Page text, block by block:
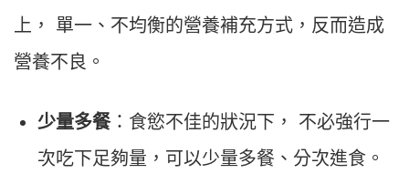
上， 單一、不均衡的營養補充方式，反而造成
營養不良。
少量多餐：食慾不佳的狀況下， 不必強行一
次吃下足夠量，可以少量多餐、分次進食。